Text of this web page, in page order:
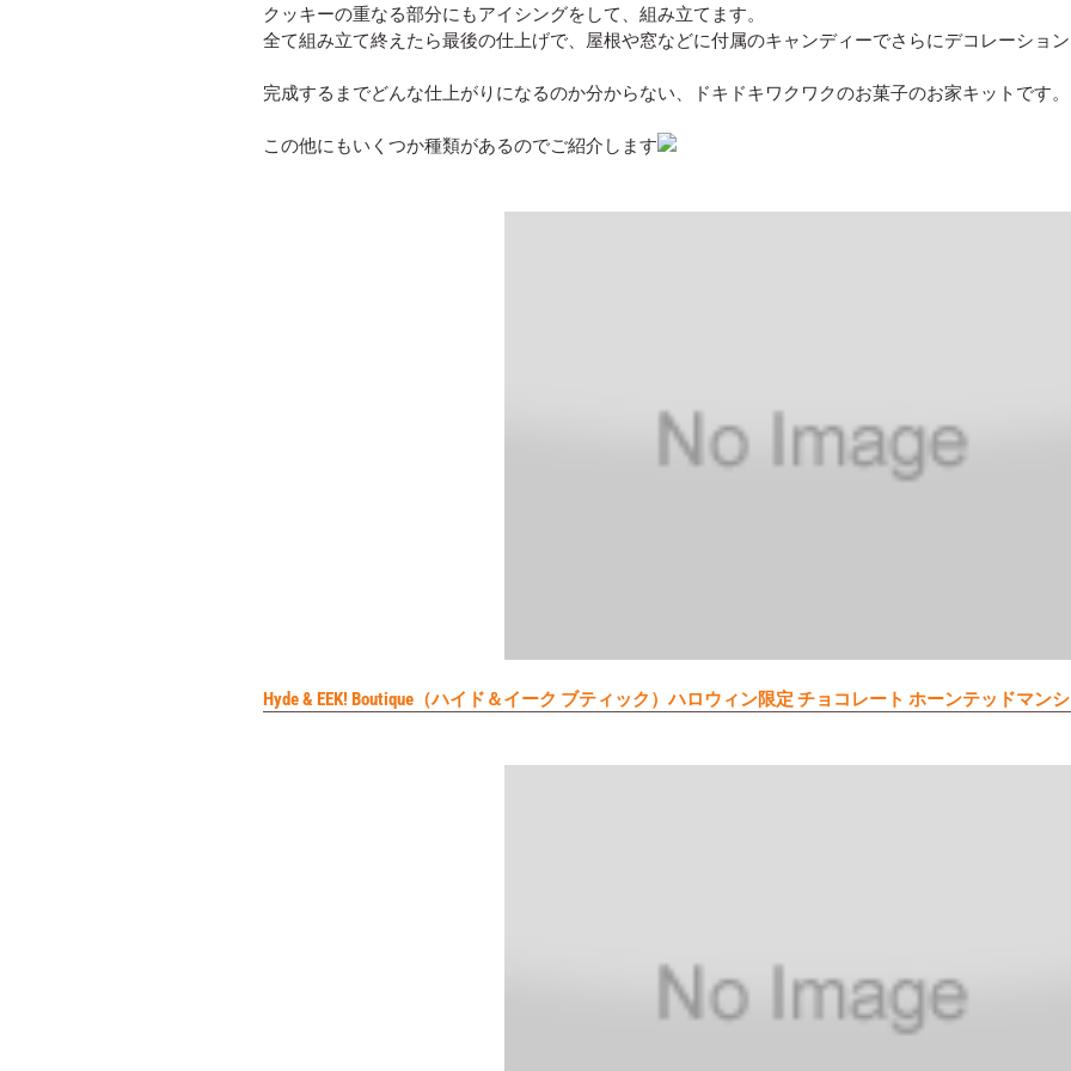
クッキーの重なる部分にもアイシングをして、組み立てます。
全て組み立て終えたら最後の仕上げで、屋根や窓などに付属のキャンディーでさらにデコレーショ
完成するまでどんな仕上がりになるのか分からない、ドキドキワクワクのお菓子のお家キットです。
この他にもいくつか種類があるのでご紹介します
Hyde & EEK! Boutique（ハイド＆イーク ブティック）ハロウィン限定 チョコレート ホーンテッドマン